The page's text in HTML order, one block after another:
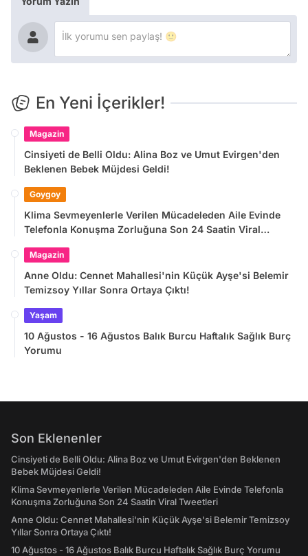
En Yeni İçerikler!
Magazin
Cinsiyeti de Belli Oldu: Alina Boz ve Umut Evirgen'den
Beklenen Bebek Müjdesi Geldi!
Goygoy
Klima Sevmeyenlerle Verilen Mücadeleden Aile Evinde
Telefonla Konuşma Zorluğuna Son 24 Saatin Viral
Magazin
Anne Oldu: Cennet Mahallesi'nin Küçük Ayşe'si Belemir
Temizsoy Yıllar Sonra Ortaya Çıktı!
Yaşam
10 Ağustos - 16 Ağustos Balık Burcu Haftalık Sağlık Burç
Yorumu
Son Eklenenler
Cinsiyeti de Belli Oldu: Alina Boz ve Umut Evirgen'den Beklenen
Bebek Müjdesi Geldi!
Klima Sevmeyenlerle Verilen Mücadeleden Aile Evinde Telefonla
Konuşma Zorluğuna Son 24 Saatin Viral Tweetleri
Anne Oldu: Cennet Mahallesi'nin Küçük Ayşe'si Belemir Temizsoy
Yıllar Sonra Ortaya Çıktı!
10 Ağustos - 16 Ağustos Balık Burcu Haftalık Sağlık Burç Yorumu